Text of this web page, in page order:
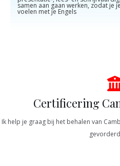
samen aan gaan werken, zodat je
voelen met je Engels
Certificering
Ik help je graag bij het behalen van